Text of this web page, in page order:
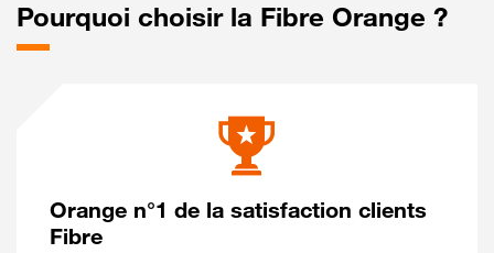
Pourquoi choisir la Fibre Orange ?
Orange n°1 de la satisfaction clients
Fibre